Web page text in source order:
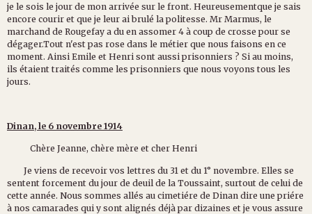
je le sois le jour de mon arrivée sur le front. Heureusementque je sais
encore courir et que je leur ai brulé la politesse. Mr Marmus, le
marchand de Rougefay a du en assomer 4 à coup de crosse pour se
dégager.Tout n'est pas rose dans le métier que nous faisons en ce
moment. Ainsi Emile et Henri sont aussi prisonniers ? Si au moins,
ils étaient traités comme les prisonniers que nous voyons tous les
jours.
Dinan, le 6 novembre 1914
Chère Jeanne, chère mère et cher Henri
Je viens de recevoir vos lettres du 31 et du 1° novembre. Elles se
sentent forcement du jour de deuil de la Toussaint, surtout de celui de
cette année. Nous sommes allés au cimetiére de Dinan dire une priére
à nos camarades qui y sont alignés déjà par dizaines et je vous assure